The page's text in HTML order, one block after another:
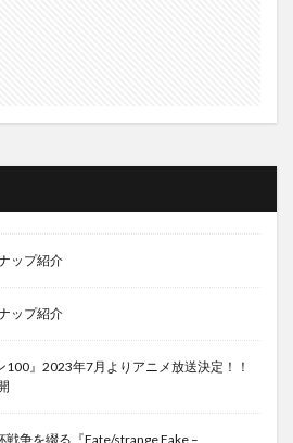
ップ紹介
ップ紹介
』2023年7月よりアニメ放送決定！！
戦争を綴る『Fate/strange Fake –